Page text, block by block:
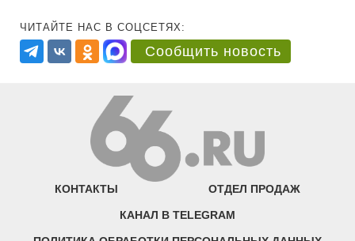
ЧИТАЙТЕ НАС В СОЦСЕТЯХ:
Сообщить новость
КОНТАКТЫ ОТДЕЛ ПРОДАЖ
КАНАЛ В TELEGRAM